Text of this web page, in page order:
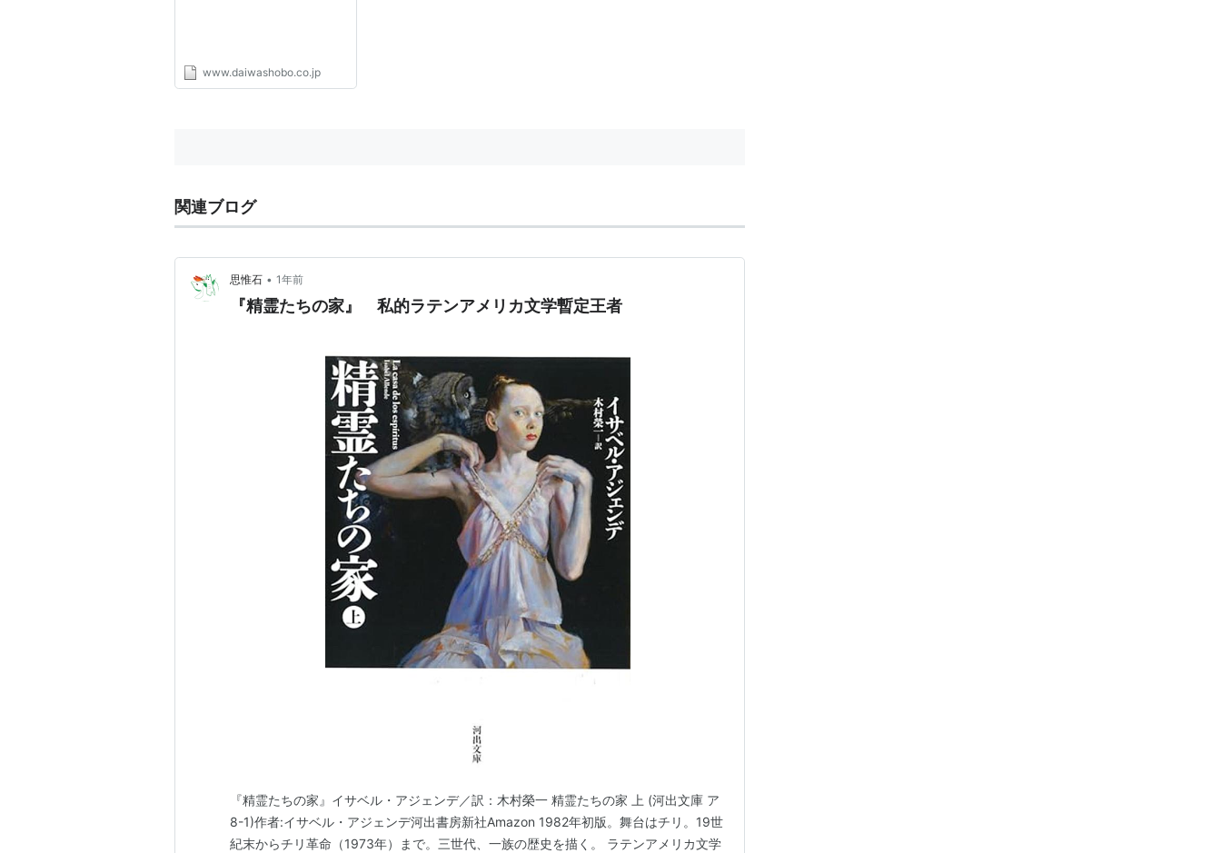
www.daiwashobo.co.jp
関連ブログ
思惟石 • 1年前
『精霊たちの家』 私的ラテンアメリカ文学暫定王者
『精霊たちの家』イサベル・アジェンデ／訳：木村榮一 精霊たちの家 上 (河出文庫 ア
8-1)作者:イサベル・アジェンデ河出書房新社Amazon 1982年初版。舞台はチリ。19世
紀末からチリ革命（1973年）まで。三世代、一族の歴史を描く。 ラテンアメリカ文学